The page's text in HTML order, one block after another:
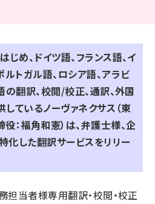
じめ、ドイツ語、フランス語、イ
ルトガル語、ロシア語、アラビ
翻訳、校閲/校正、通訳、外国
しているノーヴァネクサス （東
：福角和憲）は、弁護士様、企
化した翻訳サービスをリリー
担当者様専用翻訳・校閲・校正